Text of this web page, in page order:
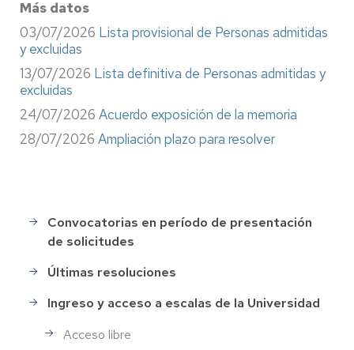
Más datos
03/07/2026 Lista provisional de Personas admitidas
y excluidas
13/07/2026 Lista definitiva de Personas admitidas y
excluidas
24/07/2026 Acuerdo exposición de la memoria
28/07/2026 Ampliación plazo para resolver
Selección
de
Personal
Convocatorias en período de presentación
de solicitudes
Últimas resoluciones
Ingreso y acceso a escalas de la Universidad
Acceso libre